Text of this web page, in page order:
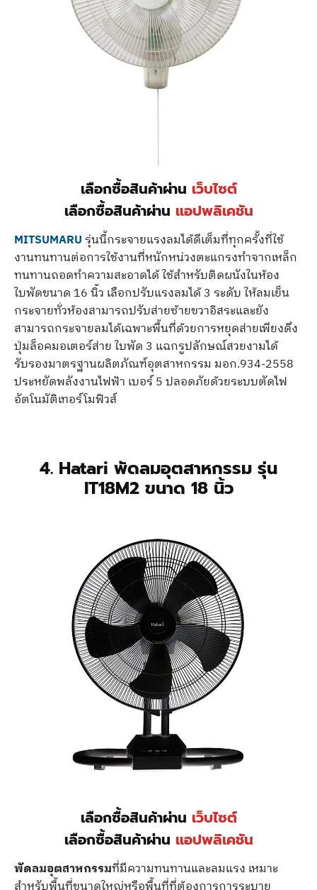
เลือกซื้อสินค้าผ่าน เว็บไซต์
เลือกซื้อสินค้าผ่าน แอปพลิเคชัน
MITSUMARUรุ่นนี้กระจายแรงลมได้ดีเต็มที่ทุกครั้งที่ใช้
งานทนทานต่อการใช้งานที่หนักหน่วงตะแกรงทำจากเหล็ก
ทนทานถอดทำความสะอาดได้ ใช้สำหรับติดผนังในห้อง
ใบพัดขนาด 16 นิ้ว เลือกปรับแรงลมได้ 3 ระดับ ให้ลมเย็น
กระจายทั่วห้องสามารถปรับส่ายซ้ายขวาอิสระและยัง
สามารถกระจายลมได้เฉพาะพื้นที่ด้วยการหยุดส่ายเพียงดึง
ปุ่มล็อคมอเตอร์ส่าย ใบพัด 3 แฉกรูปลักษณ์สวยงามได้
รับรองมาตรฐานผลิตภัณฑ์อุตสาหกรรม มอก.934-2558
ประหยัดพลังงานไฟฟ้า เบอร์ 5 ปลอดภัยด้วยระบบตัดไฟ
อัตโนมัติเทอร์โมฟิวส์
4. Hatari พัดลมอุตสาหกรรม รุ่น
IT18M2 ขนาด 18 นิ้ว
เลือกซื้อสินค้าผ่าน เว็บไซต์
เลือกซื้อสินค้าผ่าน แอปพลิเคชัน
พัดลมอุตสาหกรรมที่มีความทนทานและลมแรง เหมาะ